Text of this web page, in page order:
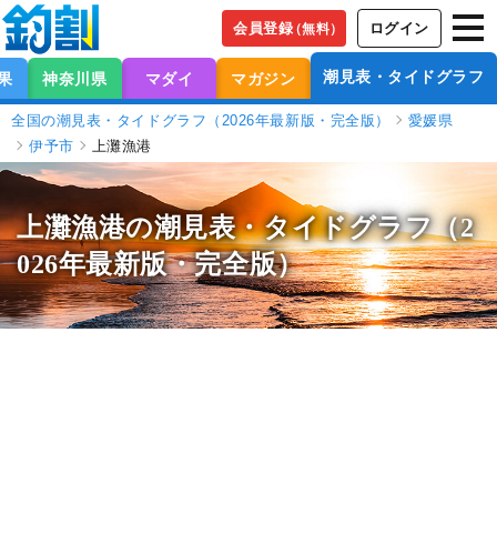
会員登録（無料） ログイン
神奈川県 マダイ マガジン 潮見表・タイドグラフ
全国の潮見表・タイドグラフ（2026年最新版・完全版）
愛媛県
伊予市
上灘漁港
上灘漁港の潮見表・タイドグラフ（2
026年最新版・完全版）